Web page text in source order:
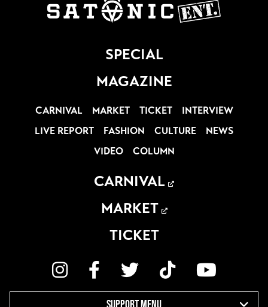
SPECIAL
MAGAZINE
CARNIVAL MARKET TICKET
INTERVIEW
LIVE REPORT
FASHION CULTURE
NEWS
VIDEO
COLUMN
CARNIVAL
MARKET
TICKET
SUPPORT MENU